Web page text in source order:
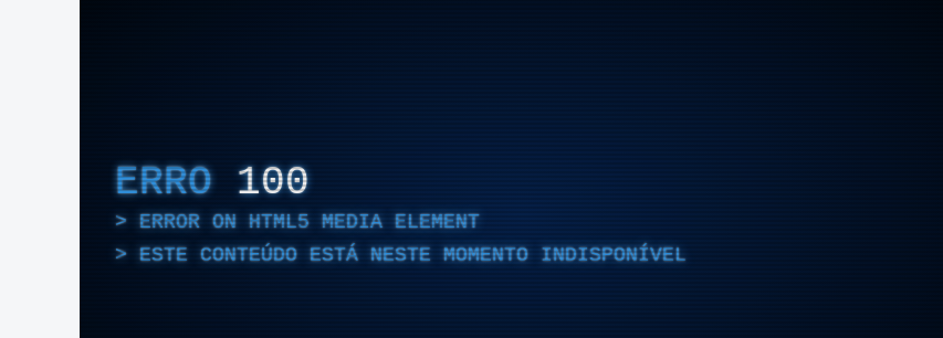
ERRO 100
ERROR ON HTML5 MEDIA ELEMENT
ESTE CONTEÚDO ESTÁ NESTE MOMENTO INDISPONÍVEL